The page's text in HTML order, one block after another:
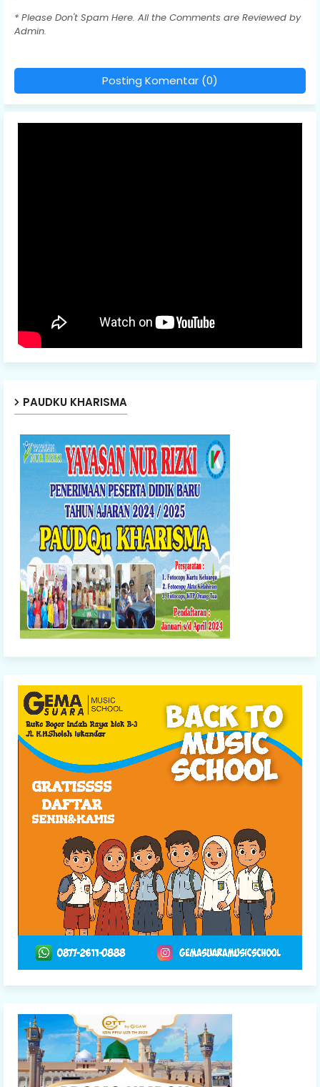
* Please Don't Spam Here. All the Comments are Reviewed by
Admin.
Posting Komentar (0)
PAUDKU KHARISMA